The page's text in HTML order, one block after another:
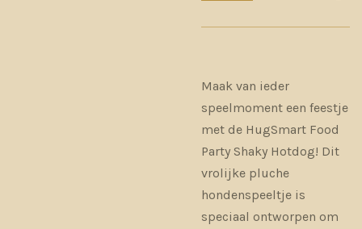
Maak van ieder
speelmoment een feestje
met de HugSmart Food
Party Shaky Hotdog! Dit
vrolijke pluche
hondenspeeltje is
speciaal ontworpen om